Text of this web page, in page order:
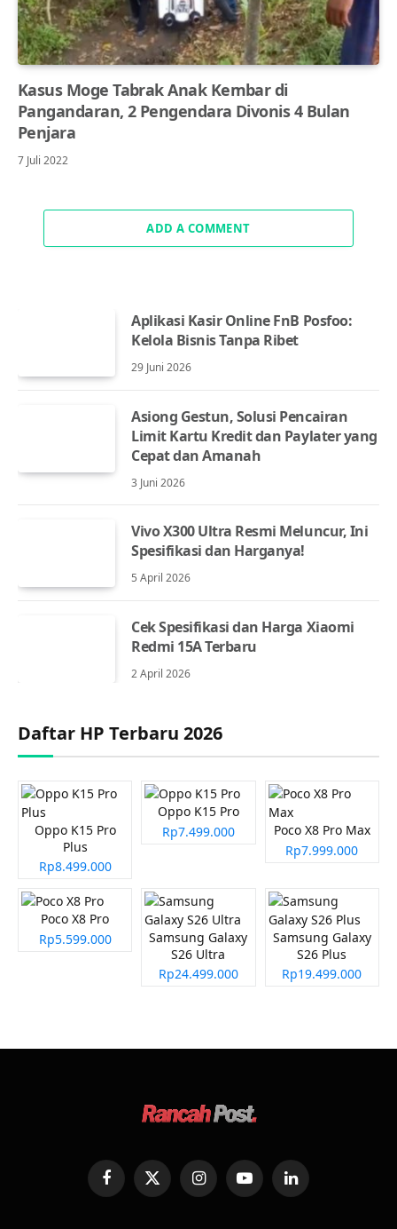
Kasus Moge Tabrak Anak Kembar di
Pangandaran, 2 Pengendara Divonis 4 Bulan
Penjara
7 Juli 2022
ADD A COMMENT
Aplikasi Kasir Online FnB Posfoo:
Kelola Bisnis Tanpa Ribet
29 Juni 2026
Asiong Gestun, Solusi Pencairan
Limit Kartu Kredit dan Paylater yang
Cepat dan Amanah
3 Juni 2026
Vivo X300 Ultra Resmi Meluncur, Ini
Spesifikasi dan Harganya!
5 April 2026
Cek Spesifikasi dan Harga Xiaomi
Redmi 15A Terbaru
2 April 2026
Daftar HP Terbaru 2026
Oppo K15 Pro
Plus
Rp8.499.000
Oppo K15 Pro
Rp7.499.000
Poco X8 Pro Max
Rp7.999.000
Poco X8 Pro
Rp5.599.000
Samsung Galaxy
S26 Ultra
Rp24.499.000
Samsung Galaxy
S26 Plus
Rp19.499.000
FacebookX
(Twitter)
InstagramYouTubeLinkedIn